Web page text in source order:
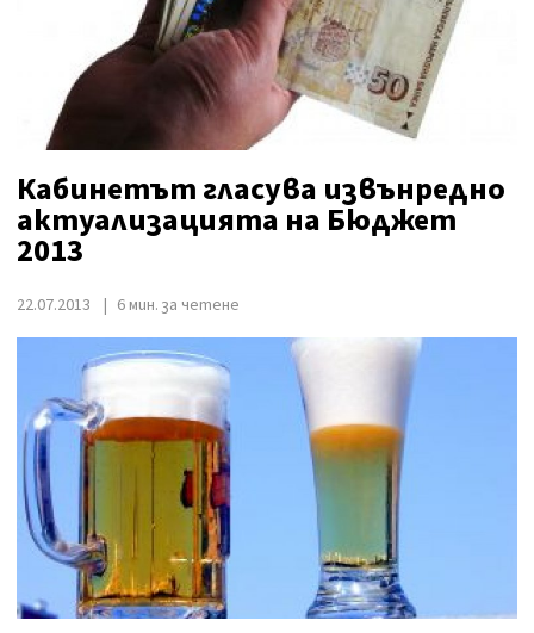
Кабинетът гласува извънредно
актуализацията на Бюджет
2013
22.07.2013 6 мин. за четене